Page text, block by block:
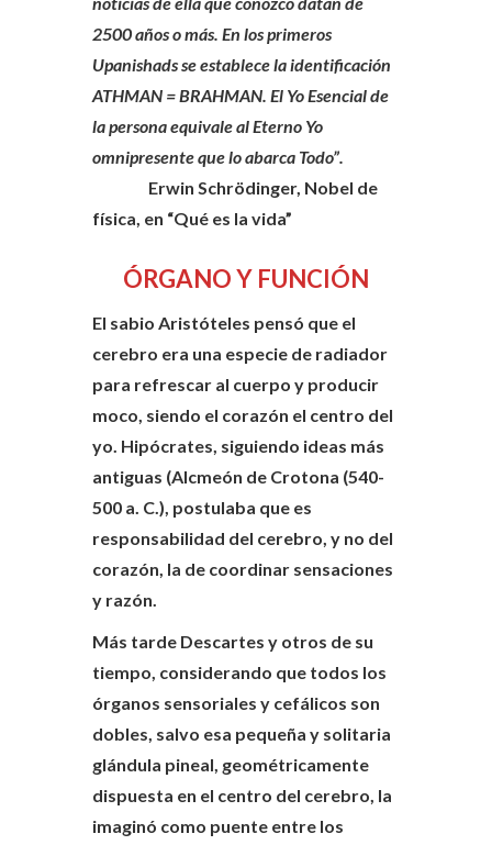
2500 años o más. En los primeros
Upanishads se establece la identificación
ATHMAN = BRAHMAN. El Yo Esencial de
la persona equivale al Eterno Yo
omnipresente que lo abarca Todo”.
Erwin Schrödinger, Nobel de
física, en “Qué es la vida”
ÓRGANO Y FUNCIÓN
El sabio Aristóteles pensó que el
cerebro era una especie de radiador
para refrescar al cuerpo y producir
moco, siendo el corazón el centro del
yo. Hipócrates, siguiendo ideas más
antiguas (Alcmeón de Crotona (540-
500 a. C.), postulaba que es
responsabilidad del cerebro, y no del
corazón, la de coordinar sensaciones
y razón.
Más tarde Descartes y otros de su
tiempo, considerando que todos los
órganos sensoriales y cefálicos son
dobles, salvo esa pequeña y solitaria
glándula pineal, geométricamente
dispuesta en el centro del cerebro, la
imaginó como puente entre los